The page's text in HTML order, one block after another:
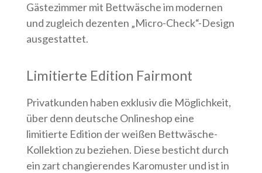
Gästezimmer mit Bettwäsche im modernen
und zugleich dezenten „Micro-Check“-Design
ausgestattet.
Limitierte Edition Fairmont
Privatkunden haben exklusiv die Möglichkeit,
über denn deutsche Onlineshop eine
limitierte Edition der weißen Bettwäsche-
Kollektion zu beziehen. Diese besticht durch
ein zart changierendes Karomuster und ist in